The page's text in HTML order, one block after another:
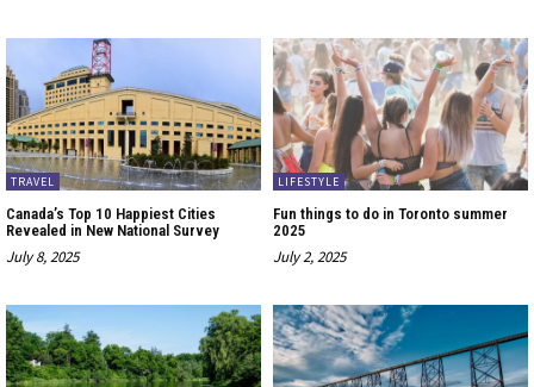
TRAVEL
Canada’s Top 10 Happiest Cities
Revealed in New National Survey
July 8, 2025
LIFESTYLE
Fun things to do in Toronto summer
2025
July 2, 2025